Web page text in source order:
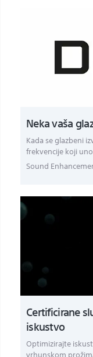
Neka vaša
Kada se glazbeni
frekvencije koji
Sound
Certificirane
iskustvo
Optimizirajte